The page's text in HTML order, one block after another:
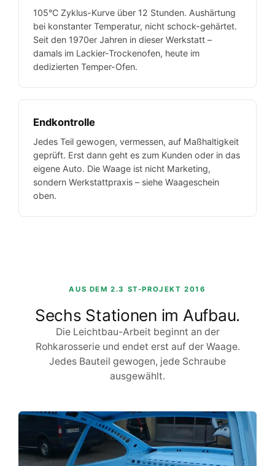
105°C Zyklus-Kurve über 12 Stunden. Aushärtung
bei konstanter Temperatur, nicht schock-gehärtet.
Seit den 1970er Jahren in dieser Werkstatt –
damals im Lackier-Trockenofen, heute im
dedizierten Temper-Ofen.
Endkontrolle
Jedes Teil gewogen, vermessen, auf Maßhaltigkeit
geprüft. Erst dann geht es zum Kunden oder in das
eigene Auto. Die Waage ist nicht Marketing,
sondern Werkstattpraxis – siehe Waageschein
oben.
AUS DEM 2.3 ST-PROJEKT 2016
Sechs Stationen im Aufbau.
Die Leichtbau-Arbeit beginnt an der
Rohkarosserie und endet erst auf der Waage.
Jedes Bauteil gewogen, jede Schraube
ausgewählt.